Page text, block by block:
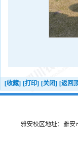
[收藏] [打印] [关闭] [返回
雅安校区地址：雅